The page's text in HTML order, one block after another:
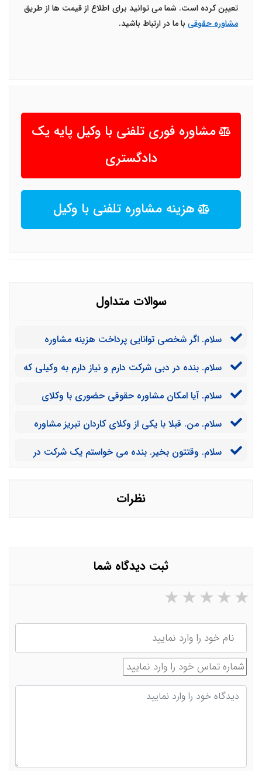
تعیین کرده است. شما می توانید برای اطلاع از قیمت ها از طریق
مشاوره حقوقی با ما در ارتباط باشید.
مشاوره فوری تلفنی با وکیل پایه یک
دادگستری
هزینه مشاوره تلفنی با وکیل
سوالات متداول
سلام. اگر شخصی توانایی پرداخت هزینه مشاوره
روی کمک مجموعه شما حساب کند؟
سلام. بنده در دبی شرکت دارم و نیاز دارم به وکیلی که
با وکلای شما به صورت بلند مدت همکاری داشته باشیم؟
سلام. آیا امکان مشاوره حقوقی حضوری با وکلای
سلام. من. قبلا با یکی از وکلای کاردان تبریز مشاوره
ضرر من صادر شد. آیا می توانم از او شکایت کنم؟
سلام. وقتتون بخیر. بنده می خواستم یک شرکت در
نظرات
ثبت دیدگاه شما
۵ ستاره از ۵ ۴ ستاره از ۵ ۳ ستاره از ۵ ۲ ستاره از ۵
نام
شماره تماس
دیدگاه